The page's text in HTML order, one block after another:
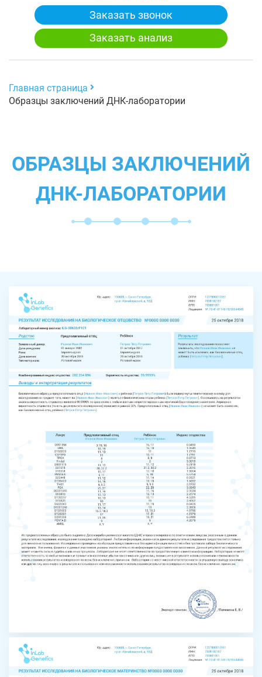
Заказать звонок
Заказать анализ
Главная страница
Образцы заключений ДНК-лаборатории
ОБРАЗЦЫ ЗАКЛЮЧЕНИЙ
ДНК-ЛАБОРАТОРИИ